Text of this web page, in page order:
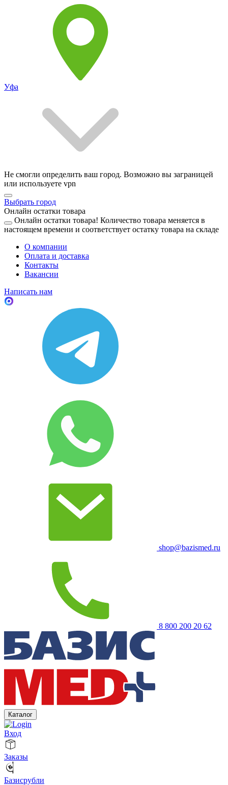
Уфа
Не смогли определить ваш город. Возможно вы заграницей
или используете vpn
Выбрать город
Онлайн остатки товара
Онлайн остатки товара! Количество товара меняется в
настоящем времени и соответствует остатку товара на складе
О компании
Оплата и доставка
Контакты
Вакансии
Написать нам
shop@bazismed.ru
8 800 200 20 62
Каталог
Вход
Заказы
Базисрубли